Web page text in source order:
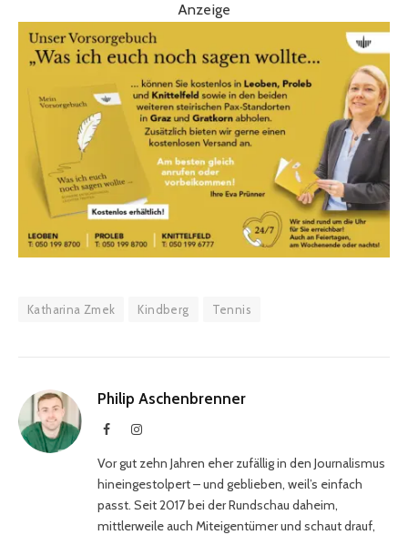
Anzeige
Katharina Zmek Kindberg Tennis
Philip Aschenbrenner
FacebookInstagram
Vor gut zehn Jahren eher zufällig in den Journalismus
hineingestolpert – und geblieben, weil’s einfach
passt. Seit 2017 bei der Rundschau daheim,
mittlerweile auch Miteigentümer und schaut drauf,